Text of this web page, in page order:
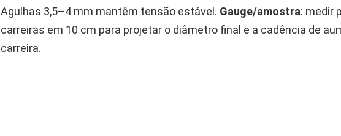
Agulhas 3,5–4 mm mantêm tensão estável. Gauge/amostra: medir
carreiras em 10 cm para projetar o diâmetro final e a cadência de
carreira.